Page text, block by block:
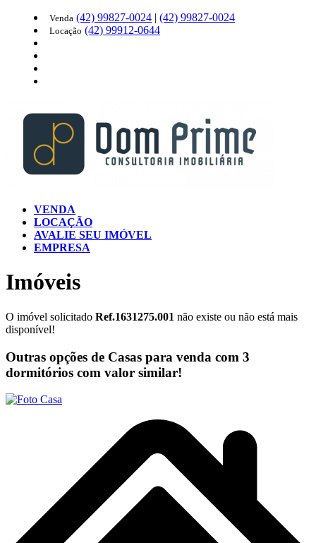
Venda (42) 99827-0024 | (42) 99827-0024
Locação (42) 99912-0644
VENDA
LOCAÇÃO
AVALIE SEU IMÓVEL
EMPRESA
Imóveis
O imóvel solicitado Ref.1631275.001 não existe ou não está mais
disponível!
Outras opções de Casas para venda com 3
dormitórios com valor similar!